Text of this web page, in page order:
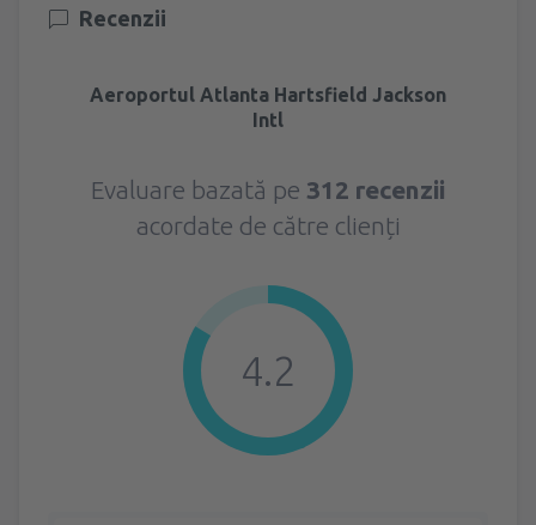
Recenzii
Aeroportul Atlanta Hartsfield Jackson
Intl
Evaluare bazată pe 312 recenzii
acordate de către clienți
4.2